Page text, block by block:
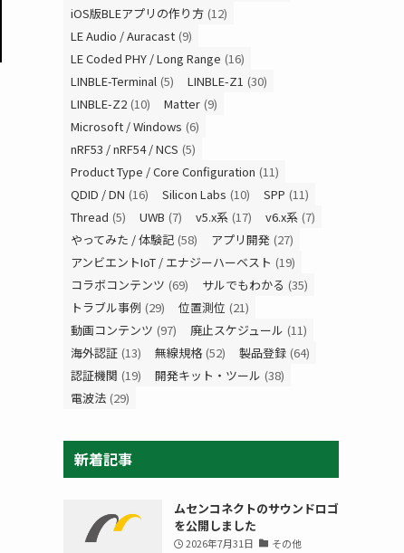
iOS版BLEアプリの作り方 (12)
LE Audio / Auracast (9)
LE Coded PHY / Long Range (16)
LINBLE-Terminal (5) LINBLE-Z1 (30)
LINBLE-Z2 (10) Matter (9)
Microsoft / Windows (6)
nRF53 / nRF54 / NCS (5)
Product Type / Core Configuration (11)
QDID / DN (16) Silicon Labs (10) SPP (11)
Thread (5) UWB (7) v5.x系 (17) v6.x系 (7)
やってみた / 体験記 (58) アプリ開発 (27)
アンビエントIoT / エナジーハーベスト (19)
コラボコンテンツ (69) サルでもわかる (35)
トラブル事例 (29) 位置測位 (21)
動画コンテンツ (97) 廃止スケジュール (11)
海外認証 (13) 無線規格 (52) 製品登録 (64)
認証機関 (19) 開発キット・ツール (38)
電波法 (29)
新着記事
ムセンコネクトのサウンドロゴ
を公開しました
2026年7月31日 その他